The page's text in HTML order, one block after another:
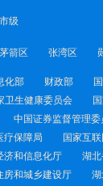
市级
茅箭区 张湾区
化部 财政部
卫生健康委员会
中国证券监督管理委
疗保障局
国家互
济和信息化厅
湖
房和城乡建设厅